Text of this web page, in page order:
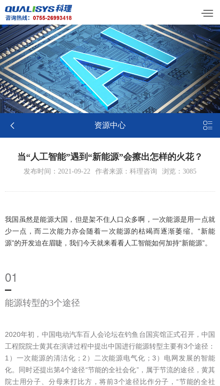
 资源中心 
当“人工智能”遇到“新能源”会擦出怎样的火花？
发布时间：2021-09-22 作者来源：科理咨询 浏览：3085
我国虽然是能源大国，但是架不住人口众多啊，一次能源是用一点就
少一点，而二次能力亦会随着一次能源的枯竭而逐渐萎缩。“新能
源”的开发迫在眉睫，我们今天就来看看人工智能如何加持“新能源”。
01
能源转型的3个途径
2020年初，中国电动汽车百人会论坛在钓鱼台国宾馆正式召开，中国
工程院院士黄其在演讲过程中提出中国进行能源转型主要有3个途径：
1）一次能源的清洁化；2）二次能源电气化；3）电网发展的智能
化。同时还提出第4个途径“节能的全社会化”，属于节流的途径，黄其
院士用分子、分母来打比方，将前3个途径比作分子，“节能的全社